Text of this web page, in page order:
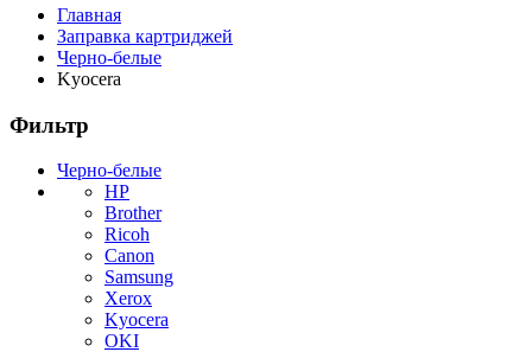
Главная
Заправка картриджей
Черно-белые
Kyocera
Фильтр
Черно-белые
HP
Brother
Ricoh
Canon
Samsung
Xerox
Kyocera
OKI